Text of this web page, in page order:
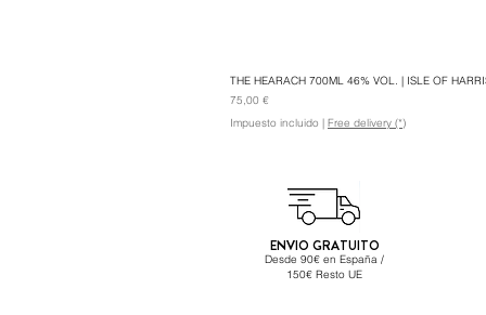
THE HEARACH 700ML 46% VOL. | ISLE OF
Precio
75,00 €
Impuesto incluido | Free delivery (*)
ENVIO GRATUITO
Desde 90€ en España /
150€ Resto UE